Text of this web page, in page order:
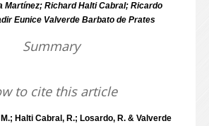
Martínez; Richard Halti Cabral; Ricardo
Eunice Valverde Barbato de Prates
Summary
to cite this article
Halti Cabral, R.; Losardo, R. & Valverde